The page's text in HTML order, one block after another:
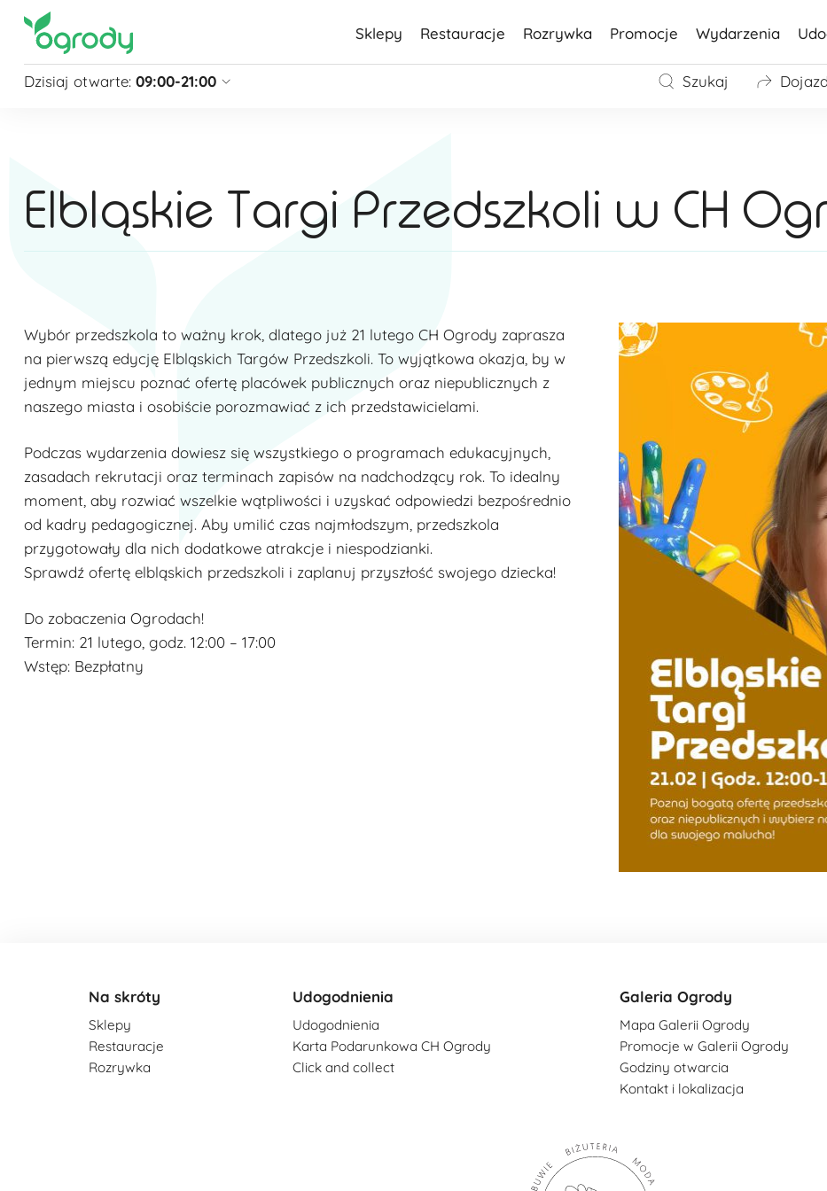
Sklepy Restauracje Rozrywka Promocje Wydarzenia
Dzisiaj otwarte: 09:00-21:00
zobacz więcej »
Szukaj Dojazd
Elbląskie Targi Przedszkoli w CH
Wybór przedszkola to ważny krok, dlatego już 21 lutego CH Ogrody zaprasza
na pierwszą edycję Elbląskich Targów Przedszkoli. To wyjątkowa okazja, by w
jednym miejscu poznać ofertę placówek publicznych oraz niepublicznych z
naszego miasta i osobiście porozmawiać z ich przedstawicielami.
Podczas wydarzenia dowiesz się wszystkiego o programach edukacyjnych,
zasadach rekrutacji oraz terminach zapisów na nadchodzący rok. To idealny
moment, aby rozwiać wszelkie wątpliwości i uzyskać odpowiedzi bezpośrednio
od kadry pedagogicznej. Aby umilić czas najmłodszym, przedszkola
przygotowały dla nich dodatkowe atrakcje i niespodzianki.
Sprawdź ofertę elbląskich przedszkoli i zaplanuj przyszłość swojego dziecka!
Do zobaczenia Ogrodach!
Termin: 21 lutego, godz. 12:00 – 17:00
Wstęp: Bezpłatny
Na skróty
Sklepy
Restauracje
Rozrywka
Udogodnienia
Udogodnienia
Karta Podarunkowa CH Ogrody
Click and collect
Galeria Ogrody
Mapa Galerii Ogrody
Promocje w Galerii Ogrody
Godziny otwarcia
Kontakt i lokalizacja